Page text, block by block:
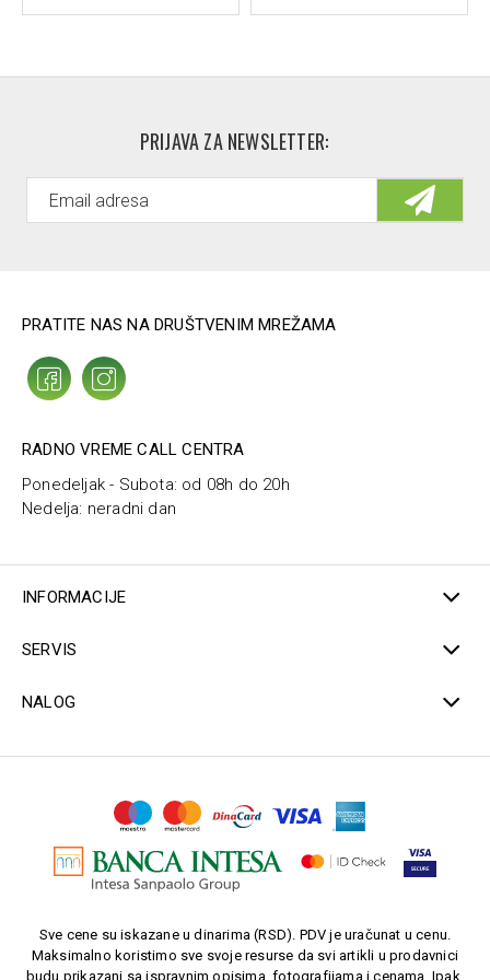
PRIJAVA ZA NEWSLETTER:
PRATITE NAS NA DRUŠTVENIM MREŽAMA
RADNO VREME CALL CENTRA
Ponedeljak - Subota: od 08h do 20h
Nedelja: neradni dan
INFORMACIJE
SERVIS
NALOG
Sve cene su iskazane u dinarima (RSD). PDV je uračunat u cenu.
Maksimalno koristimo sve svoje resurse da svi artikli u prodavnici
budu prikazani sa ispravnim opisima, fotografijama i cenama. Ipak,